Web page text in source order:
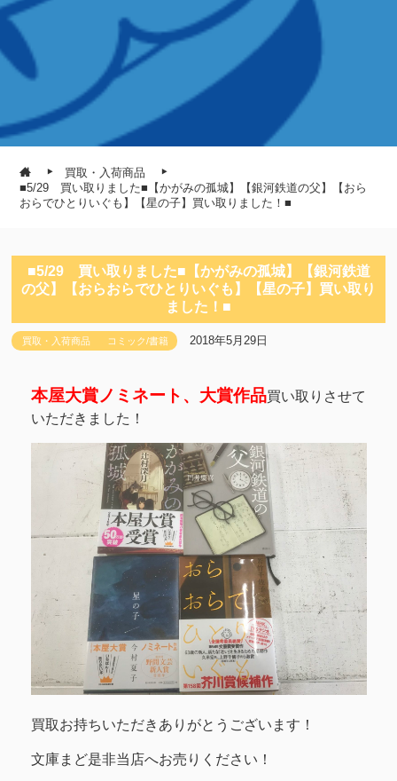
買取・入荷商品
■5/29 買い取りました■【かがみの孤城】【銀河鉄道の父】【おら
おらでひとりいぐも】【星の子】買い取りました！■
■5/29 買い取りました■【かがみの孤城】【銀河鉄道
の父】【おらおらでひとりいぐも】【星の子】買い取り
ました！■
買取・入荷商品 コミック/書籍 2018年5月29日
本屋大賞ノミネート、大賞作品買い取りさせて
いただきました！
買取お持ちいただきありがとうございます！
文庫まど是非当店へお売りください！